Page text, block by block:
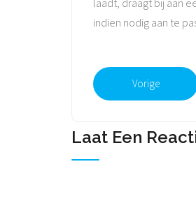
indien nodig aan te
Vorige
Laat Een